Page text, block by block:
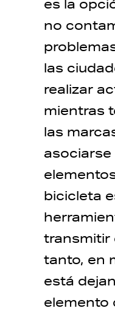
es la
no
las
realizar
mientras
las
asociarse
bicicleta
transmitir
tanto, en
está
elemento